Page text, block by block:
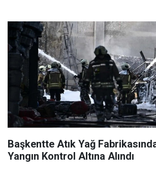
Başkentte Atık Yağ
Yangın Kontrol Altına Alındı